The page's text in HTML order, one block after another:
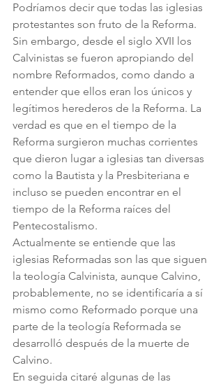
Podríamos decir que todas las iglesias
protestantes son fruto de la Reforma.
Sin embargo, desde el siglo XVII los
Calvinistas se fueron apropiando del
nombre Reformados, como dando a
entender que ellos eran los únicos y
legítimos herederos de la Reforma. La
verdad es que en el tiempo de la
Reforma surgieron muchas corrientes
que dieron lugar a iglesias tan diversas
como la Bautista y la Presbiteriana e
incluso se pueden encontrar en el
tiempo de la Reforma raíces del
Pentecostalismo.
Actualmente se entiende que las
iglesias Reformadas son las que siguen
la teología Calvinista, aunque Calvino,
probablemente, no se identificaría a sí
mismo como Reformado porque una
parte de la teología Reformada se
desarrolló después de la muerte de
Calvino.
En seguida citaré algunas de las